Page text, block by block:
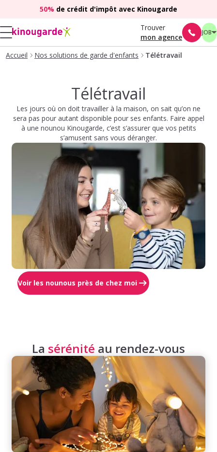
50% de crédit d'impôt avec Kinougarde
Trouver
mon agence
JOB
Accueil Nos solutions de garde d'enfants Télétravail
Télétravail
Les jours où on doit travailler à la maison, on sait qu’on ne
sera pas pour autant disponible pour ses enfants. Faire appel
à une nounou Kinougarde, c’est s’assurer que vos petits
s’amusent sans vous déranger.
Voir les nounous près de chez moi
La sérénité au rendez-vous